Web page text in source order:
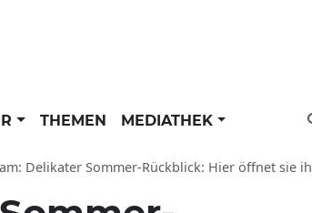
THEMEN MEDIATHEK
Delikater Sommer-Rückblick: Hier öffnet sie ihr